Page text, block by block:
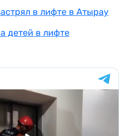
в лифте в Атырау
детей в лифте